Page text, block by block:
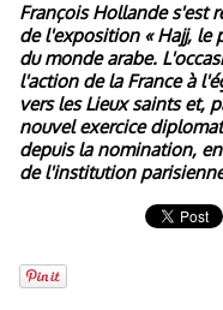
François Hollande s'est
de l'exposition « Hajj, le
du monde arabe.
l'action de la France à
vers les Lieux saints et,
nouvel exercice
depuis la nomination, en
de l'institution